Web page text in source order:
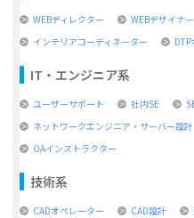
WEBディレクター WEBデザイナー
インテリアコーディネーター
IT・エンジニア系
ユーザーサポート 社内SE
ネットワークエンジニア・サーバー設計
OAインストラクター
技術系
CADオペレーター CAD設計